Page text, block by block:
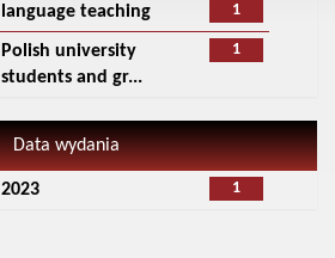
1
language teaching
1
Polish university
students and gr...
Data wydania
1
2023